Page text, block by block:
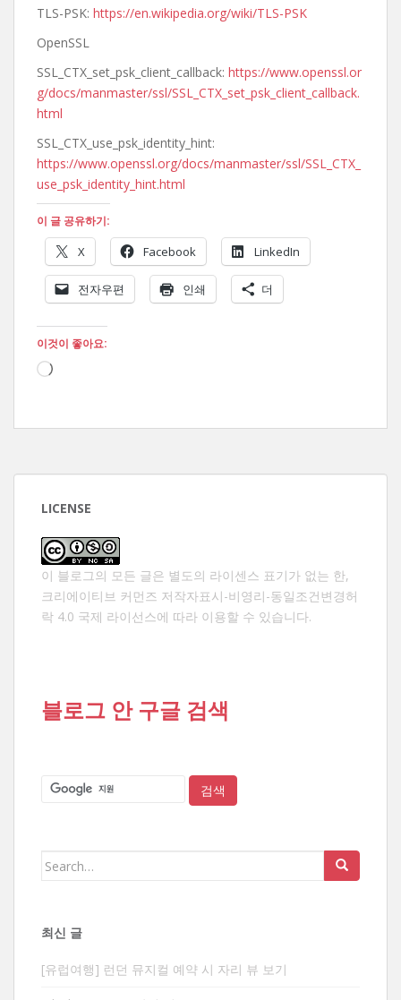
TLS-PSK: https://en.wikipedia.org/wiki/TLS-PSK
OpenSSL
SSL_CTX_set_psk_client_callback: https://www.openssl.or
g/docs/manmaster/ssl/SSL_CTX_set_psk_client_callback.
html
SSL_CTX_use_psk_identity_hint:
https://www.openssl.org/docs/manmaster/ssl/SSL_CTX_
use_psk_identity_hint.html
이 글 공유하기:
X Facebook LinkedIn
전자우편 인쇄 더
이것이 좋아요:
로
LICENSE
이 블로그의 모든 글은 별도의 라이센스 표기가 없는 한,
크리에이티브 커먼즈 저작자표시-비영리-동일조건변경허
락 4.0 국제 라이선스에 따라 이용할 수 있습니다.
블로그 안 구글 검색
Search
최신 글
[유럽여행] 런던 뮤지컬 예약 시 자리 뷰 보기